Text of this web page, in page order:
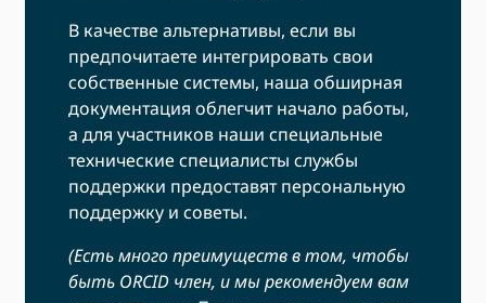
В качестве альтернативы, если вы
предпочитаете интегрировать свои
собственные системы, наша обширная
документация облегчит начало работы,
а для участников наши специальные
технические специалисты службы
поддержки предоставят персональную
поддержку и советы.
(Есть много преимуществ в том, чтобы
быть ORCID член, и мы рекомендуем вам